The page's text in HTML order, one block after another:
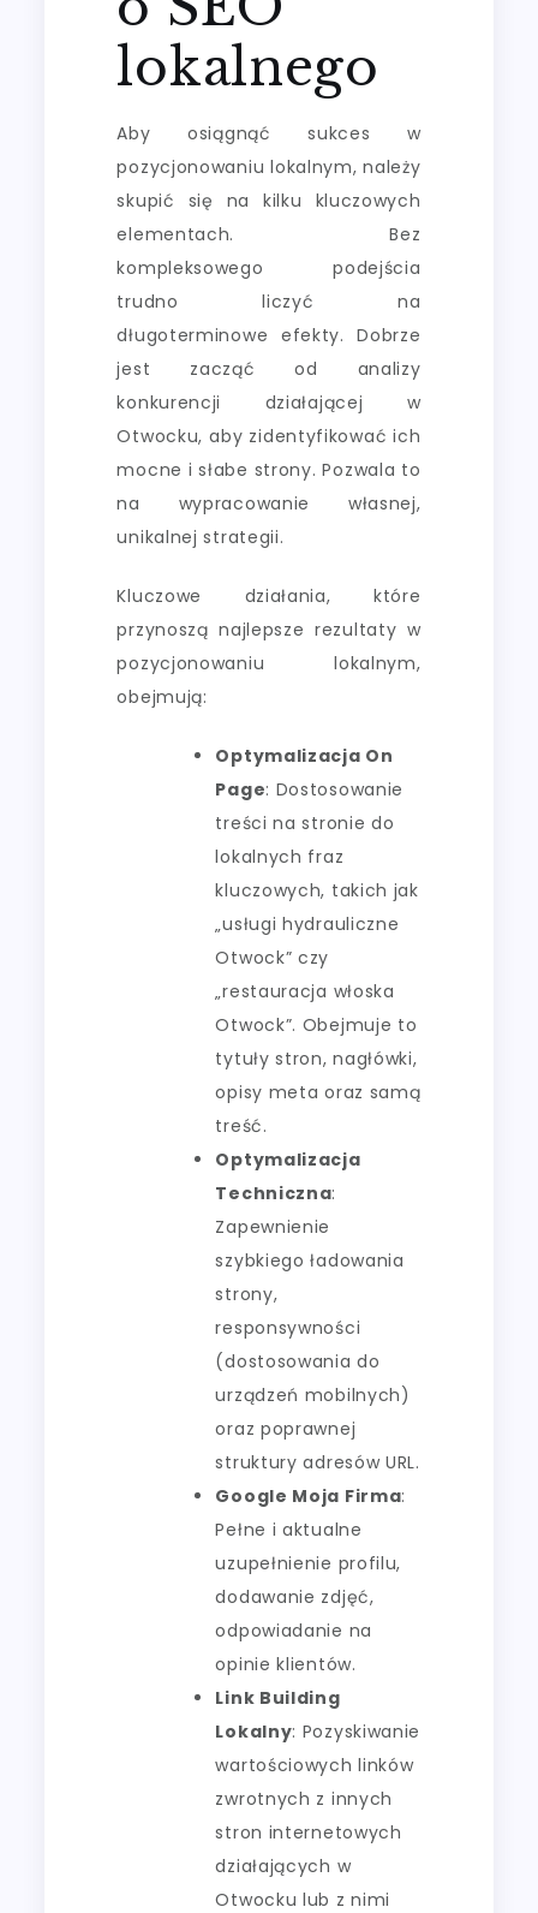
lokalnego
Aby osiągnąć sukces w
pozycjonowaniu lokalnym, należy
skupić się na kilku kluczowych
elementach. Bez
kompleksowego podejścia
trudno liczyć na
długoterminowe efekty. Dobrze
jest zacząć od analizy
konkurencji działającej w
Otwocku, aby zidentyfikować ich
mocne i słabe strony. Pozwala to
na wypracowanie własnej,
unikalnej strategii.
Kluczowe działania, które
przynoszą najlepsze rezultaty w
pozycjonowaniu lokalnym,
obejmują:
Optymalizacja On
Page: Dostosowanie
treści na stronie do
lokalnych fraz
kluczowych, takich jak
„usługi hydrauliczne
Otwock” czy
„restauracja włoska
Otwock”. Obejmuje to
tytuły stron, nagłówki,
opisy meta oraz samą
treść.
Optymalizacja
Techniczna:
Zapewnienie
szybkiego ładowania
strony,
responsywności
(dostosowania do
urządzeń mobilnych)
oraz poprawnej
struktury adresów URL.
Google Moja Firma:
Pełne i aktualne
uzupełnienie profilu,
dodawanie zdjęć,
odpowiadanie na
opinie klientów.
Link Building
Lokalny: Pozyskiwanie
wartościowych linków
zwrotnych z innych
stron internetowych
działających w
Otwocku lub z nimi